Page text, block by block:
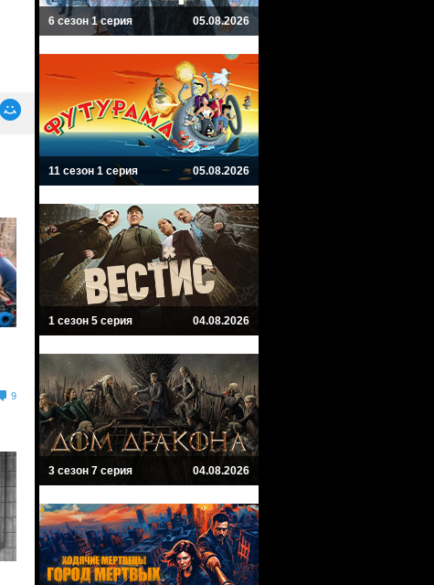
9
6 сезон 1 серия 05.08.2026
11 сезон 1 серия 05.08.2026
1 сезон 5 серия 04.08.2026
3 сезон 7 серия 04.08.2026